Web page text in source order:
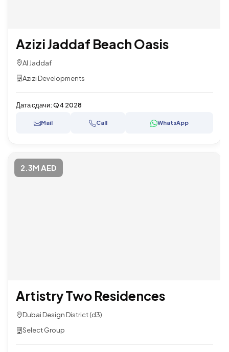
Azizi Jaddaf Beach Oasis
Al Jaddaf
Azizi Developments
Дата сдачи:Q4 2028
Mail Call WhatsApp
2.3M AED
Artistry Two Residences
Dubai Design District (d3)
Select Group